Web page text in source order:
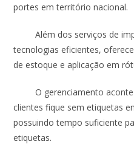
portes em território nacional.
Além dos serviços de
tecnologias eficientes,
de estoque e aplicação em
O gerenciamento
clientes fique sem etiquetas
possuindo tempo suficiente
etiquetas.